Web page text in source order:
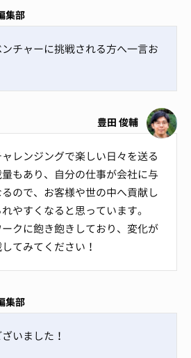
集部
チャーに挑戦される方へ一言お
豊田 俊輔
レンジングで楽しい日々を送る
もあり、自分の仕事が会社に与
ので、お客様や世の中へ貢献し
やすくなると思っています。
クに飽き飽きしており、変化が
てみてください！
集部
いました！